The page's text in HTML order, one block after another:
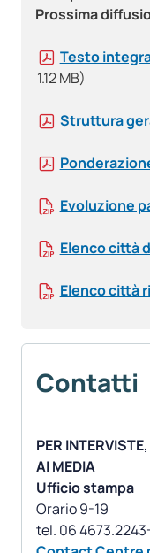
Prossima
Testo
1.12 MB)
Struttura
Evoluzione
Elenco città
Elenco città
Contatti
PER
AI MEDIA
Ufficio stampa
Orario 9-19